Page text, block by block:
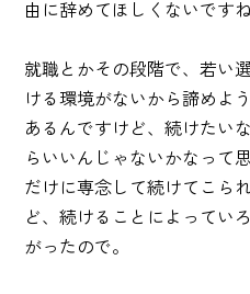
由に辞めてほしくないですね
就職とかその段階で、若い
ける環境がないから諦めよ
あるんですけど、続けたい
らいいんじゃないかなって
だけに専念して続けてこら
ど、続けることによってい
がったので。